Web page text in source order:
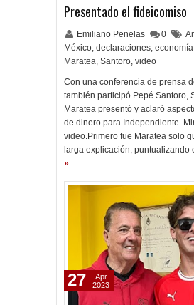
Presentado el fideicomiso
Emiliano Penelas 0
México, declaraciones, economía
Maratea, Santoro, video
Con una conferencia de prensa
también participó Pepé Santoro,
Maratea presentó y aclaró
de dinero para Independiente.
video.Primero fue Maratea solo
larga explicación, puntualizando
»
27
Apr
2023